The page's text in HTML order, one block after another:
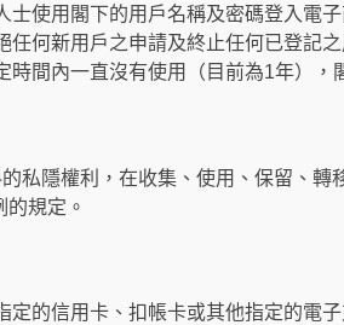
士使用閣下的用戶名稱及密碼登入電子
任何新用戶之申請及終止任何已登記
時間內一直沒有使用（目前為1年）
私隱權利，在收集、使用、保留、
規定。
定的信用卡、扣帳卡或其他指定的電